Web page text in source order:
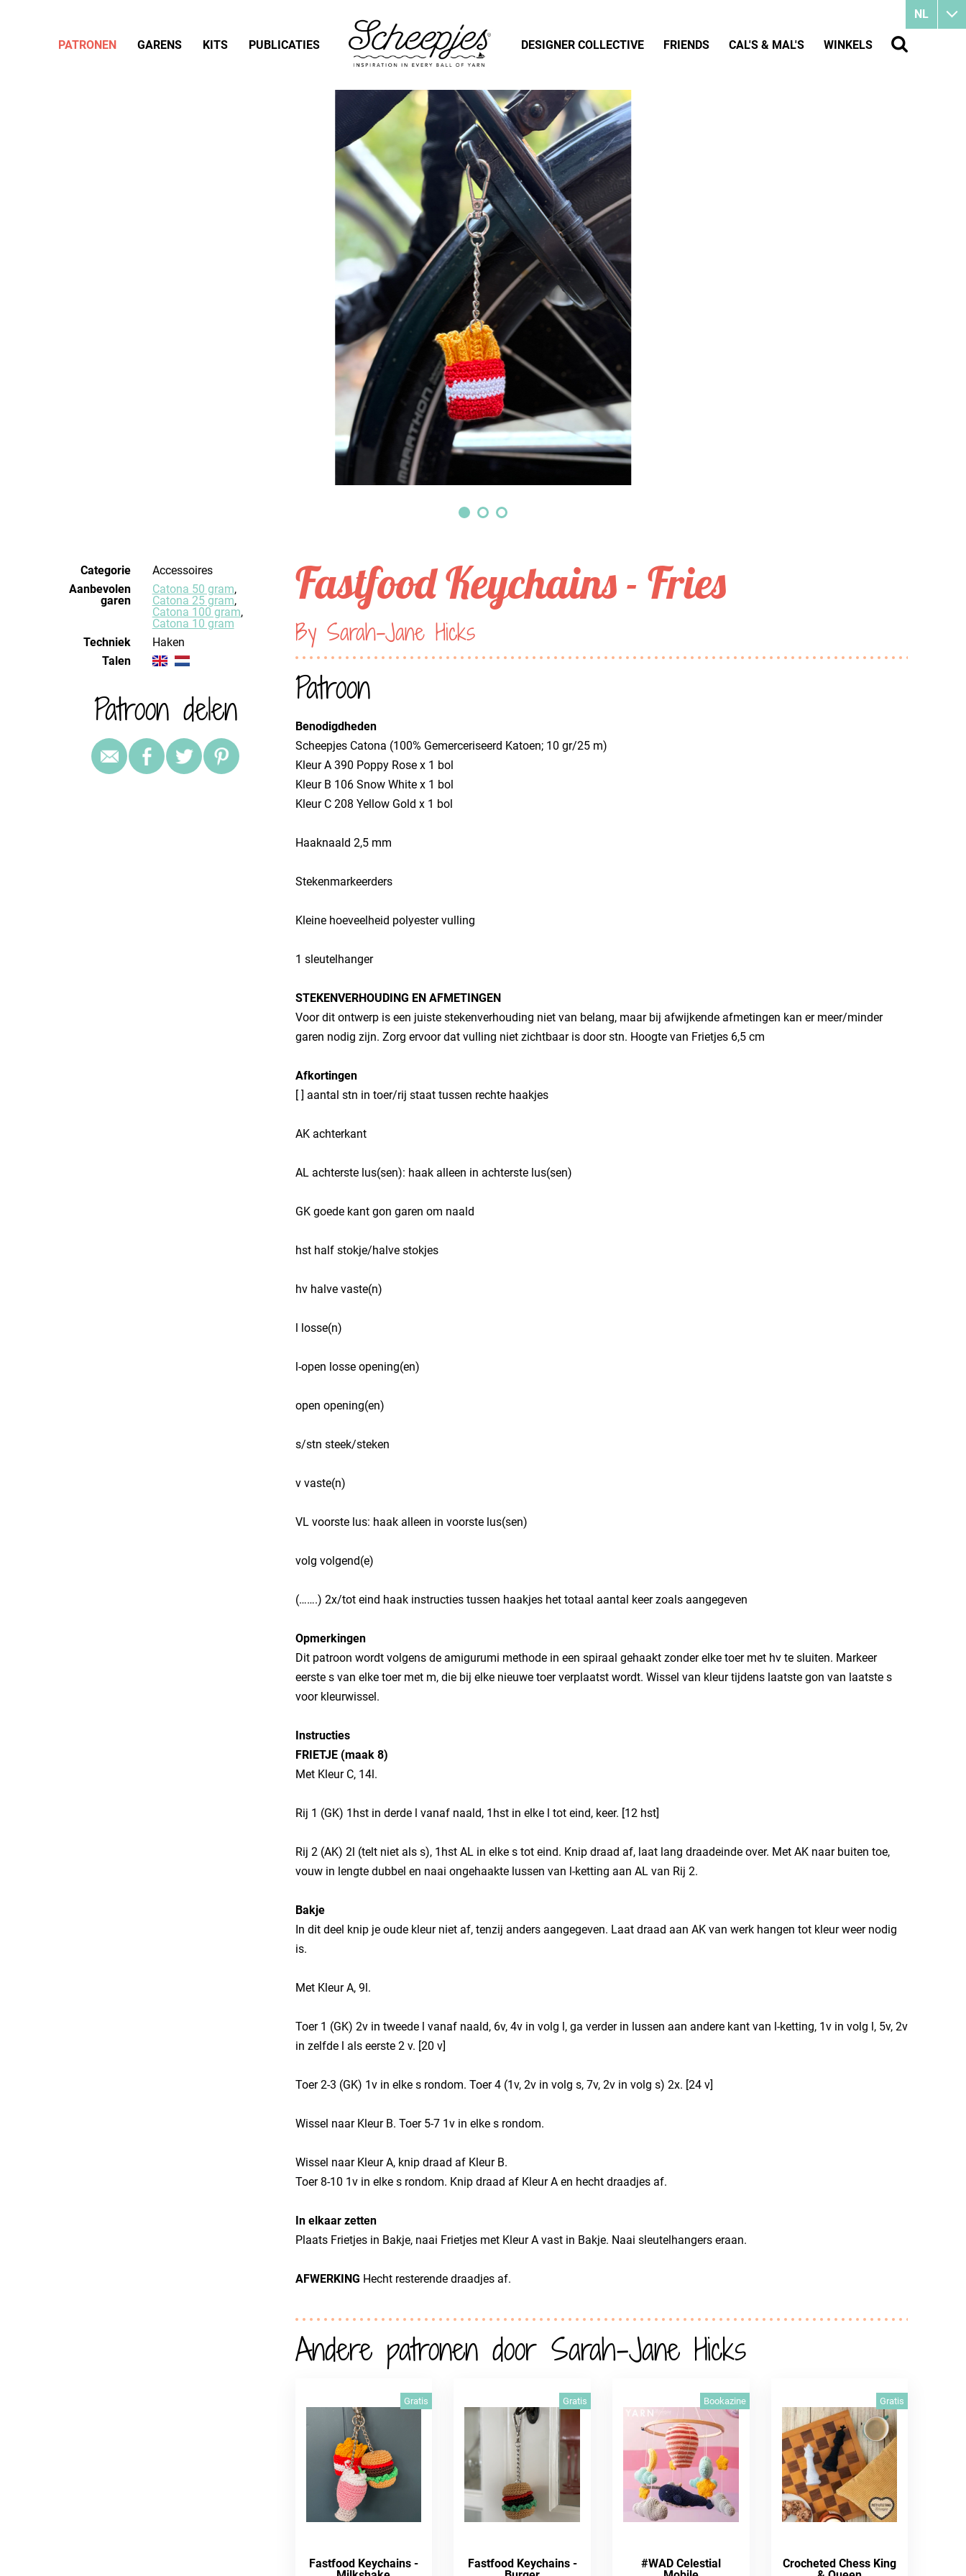
Categorie
Accessoires
Aanbevolen
garen
Catona 50 gram,
Catona 25 gram,
Catona 100 gram,
Catona 10 gram
Techniek
haken
Talen
Patroon delen
Fastfood Keychains - Fries
By Sarah-Jane Hicks
Patroon
Benodigdheden
Scheepjes Catona (100% Gemerceriseerd Katoen; 10 gr/25 m)
​Kleur A 390 Poppy Rose x 1 bol
​Kleur B 106 Snow White x 1 bol
​Kleur C 208 Yellow Gold x 1 bol
​Haaknaald 2,5 mm
​Stekenmarkeerders
​Kleine hoeveelheid polyester vulling
​1 sleutelhanger
STEKENVERHOUDING EN AFMETINGEN
Voor dit ontwerp is een juiste stekenverhouding niet van belang, maar bij afwijkende afmetingen kan er meer/minder
garen nodig zijn. Zorg ervoor dat vulling niet zichtbaar is door stn. Hoogte van Frietjes 6,5 cm
Afkortingen
​[ ] aantal stn in toer/rij staat tussen rechte haakjes
​AK achterkant
​AL achterste lus(sen): haak alleen in achterste lus(sen)
​GK goede kant gon garen om naald
​hst half stokje/halve stokjes
​hv halve vaste(n)
​l losse(n)
​l-open losse opening(en)
​open opening(en)
​s/stn steek/steken
​v vaste(n)
​VL voorste lus: haak alleen in voorste lus(sen)
​volg volgend(e)
​(…….) 2x/tot eind haak instructies tussen haakjes het totaal aantal keer zoals aangegeven
Opmerkingen
Dit patroon wordt volgens de amigurumi methode in een spiraal gehaakt zonder elke toer met hv te sluiten. Markeer
eerste s van elke toer met m, die bij elke nieuwe toer verplaatst wordt. Wissel van kleur tijdens laatste gon van laatste s
voor kleurwissel.
Instructies
​FRIETJE (maak 8)
Met Kleur C, 14l.
​Rij 1 (GK) 1hst in derde l vanaf naald, 1hst in elke l tot eind, keer. [12 hst]
​Rij 2 (AK) 2l (telt niet als s), 1hst AL in elke s tot eind. Knip draad af, laat lang draadeinde over. Met AK naar buiten toe,
vouw in lengte dubbel en naai ongehaakte lussen van l-ketting aan AL van Rij 2.
Bakje
In dit deel knip je oude kleur niet af, tenzij anders aangegeven. Laat draad aan AK van werk hangen tot kleur weer nodig
is.
​Met Kleur A, 9l.
​Toer 1 (GK) 2v in tweede l vanaf naald, 6v, 4v in volg l, ga verder in lussen aan andere kant van l-ketting, 1v in volg l, 5v, 2v
in zelfde l als eerste 2 v. [20 v]
​Toer 2-3 (GK) 1v in elke s rondom. Toer 4 (1v, 2v in volg s, 7v, 2v in volg s) 2x. [24 v]
​Wissel naar Kleur B. Toer 5-7 1v in elke s rondom.
​Wissel naar Kleur A, knip draad af Kleur B.
​Toer 8-10 1v in elke s rondom. Knip draad af Kleur A en hecht draadjes af.
​In elkaar zetten
Plaats Frietjes in Bakje, naai Frietjes met Kleur A vast in Bakje. Naai sleutelhangers eraan.
AFWERKING Hecht resterende draadjes af.
Andere patronen door Sarah-Jane Hicks
Gratis
Fastfood Keychains -
Gratis
Fastfood Keychains -
Bookazine
#WAD Celestial
Gratis
Crocheted Chess King
NL
PATRONEN GARENS KITS PUBLICATIES DESIGNER COLLECTIVE FRIENDS CAL'S & MAL'S WINKELS